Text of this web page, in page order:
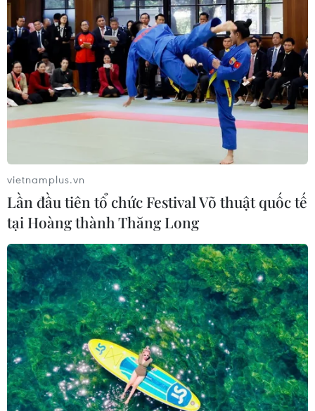
vietnamplus.vn
Lần đầu tiên tổ chức Festival Võ thuật quốc tế
tại Hoàng thành Thăng Long